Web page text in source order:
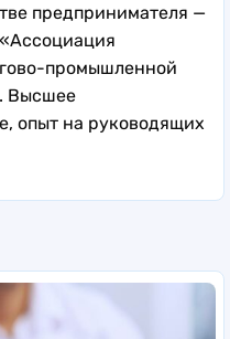
предпринимателя —
промышленной
Высшее
опыт на руководящих